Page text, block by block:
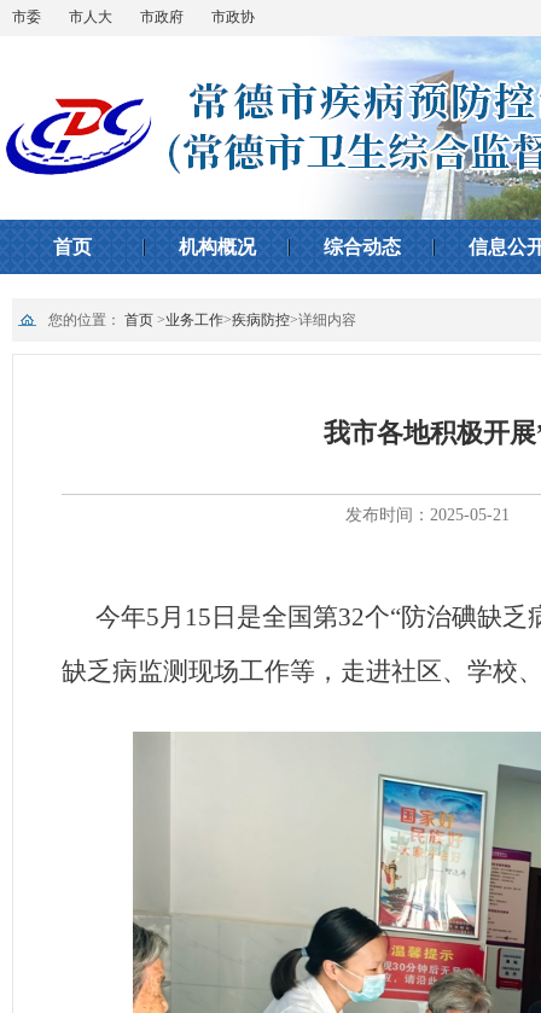
市委 市人大 市政府 市政协
首页 机构概况 综合动态 信息公
您的位置： 首页 >业务工作>疾病防控>详细内容
我市各地积极开
发布时间：2025-05-21
今年5月15日是全国第32个“防治碘缺
缺乏病监测现场工作等，走进社区、学校